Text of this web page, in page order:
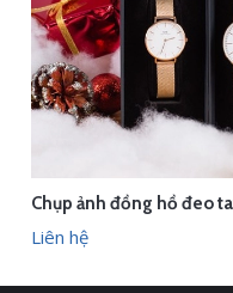
LIÊN HỆ
Liên hệ